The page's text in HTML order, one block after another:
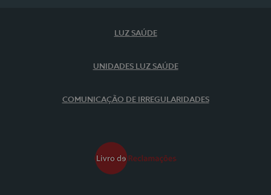
LUZ SAÚDE
UNIDADES LUZ SAÚDE
COMUNICAÇÃO DE IRREGULARIDADES